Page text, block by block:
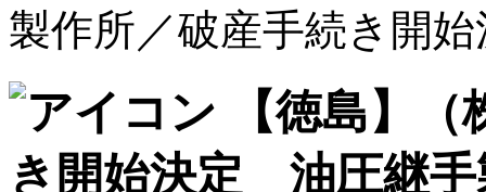
製作所／破産手続き開
【徳島】
き開始決定 油圧継手